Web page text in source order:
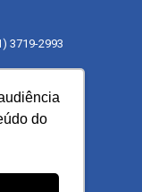
do
3719-2993